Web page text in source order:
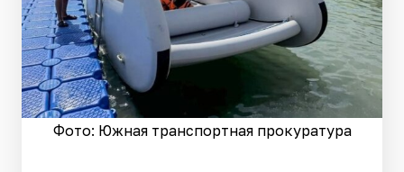
Фото: Южная транспортная прокуратура